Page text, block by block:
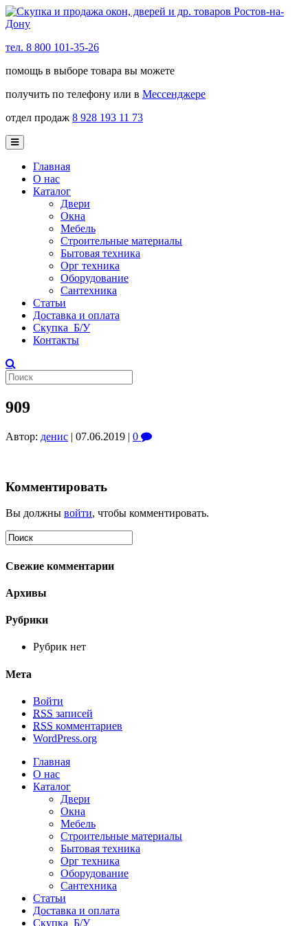
тел. 8 800 101-35-26
помощь в выборе товара вы можете
получить по телефону или в Мессенджере
отдел продаж 8 928 193 11 73
Главная
О нас
Каталог
Двери
Окна
Мебель
Строительные материалы
Бытовая техника
Орг техника
Оборудование
Сантехника
Статьи
Доставка и оплата
Скупка Б/У
Контакты
909
Автор: денис | 07.06.2019 | 0
Комментировать
Вы должны войти, чтобы комментировать.
Свежие комментарии
Архивы
Рубрики
Рубрик нет
Мета
Войти
RSS записей
RSS комментариев
WordPress.org
Главная
О нас
Каталог
Двери
Окна
Мебель
Строительные материалы
Бытовая техника
Орг техника
Оборудование
Сантехника
Статьи
Доставка и оплата
Скупка Б/У